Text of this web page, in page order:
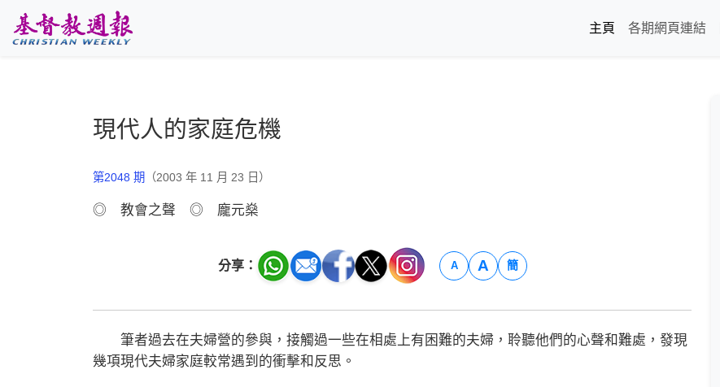
主頁
各期網頁連結
現代人的家庭危機
第2048 期 （2003 年 11 月 23 日）
◎ 教會之聲 ◎ 龐元燊
分享： A A 簡
筆者過去在夫婦營的參與，接觸過一些在相處上有困難的夫婦，聆聽他們的心聲和難處，發現
幾項現代夫婦家庭較常遇到的衝擊和反思。